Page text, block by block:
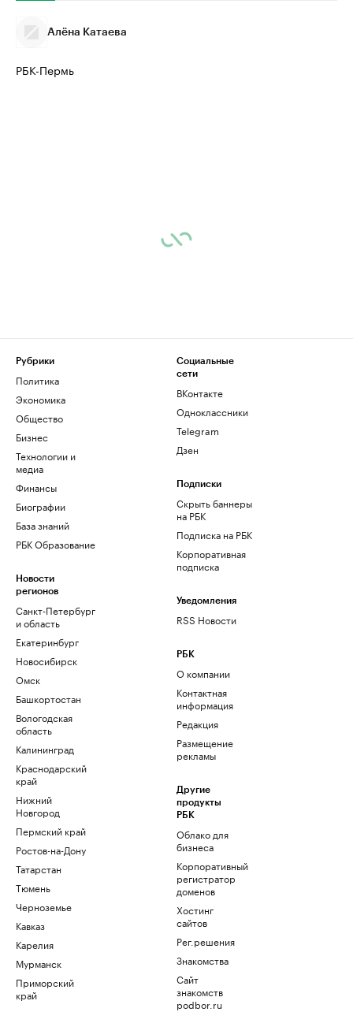
Алёна Катаева
РБК-Пермь
Рубрики
Политика
Экономика
Общество
Бизнес
Технологии и
медиа
Финансы
Биографии
База знаний
РБК Образование
Новости
регионов
Санкт-Петербург
и область
Екатеринбург
Новосибирск
Омск
Башкортостан
Вологодская
область
Калининград
Краснодарский
край
Нижний
Новгород
Пермский край
Ростов-на-Дону
Татарстан
Тюмень
Черноземье
Кавказ
Карелия
Мурманск
Приморский
край
Социальные
сети
ВКонтакте
Одноклассники
Telegram
Дзен
Подписки
Скрыть баннеры
на РБК
Подписка на РБК
Корпоративная
подписка
Уведомления
RSS Новости
РБК
О компании
Контактная
информация
Редакция
Размещение
рекламы
Другие
продукты
РБК
Облако для
бизнеса
Корпоративный
регистратор
доменов
Хостинг
сайтов
Рег.решения
Знакомства
Сайт
знакомств
podbor.ru